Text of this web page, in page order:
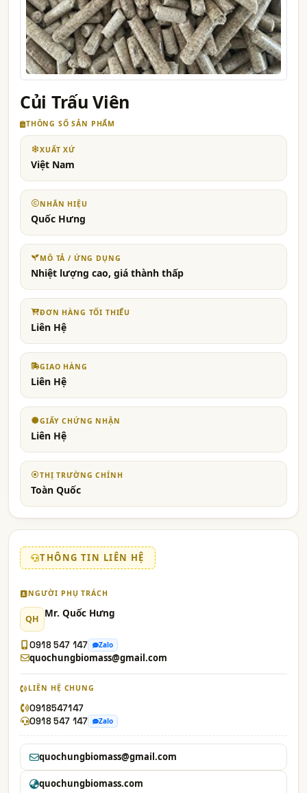
Củi Trấu Viên
THÔNG SỐ SẢN PHẨM
XUẤT XỨ
Việt Nam
NHÃN HIỆU
Quốc Hưng
MÔ TẢ / ỨNG DỤNG
Nhiệt lượng cao, giá thành thấp
ĐƠN HÀNG TỐI THIỂU
Liên Hệ
GIAO HÀNG
Liên Hệ
GIẤY CHỨNG NHẬN
Liên Hệ
THỊ TRƯỜNG CHÍNH
Toàn Quốc
THÔNG TIN LIÊN HỆ
NGƯỜI PHỤ TRÁCH
QH Mr. Quốc Hưng
0918 547 147 Zalo
quochungbiomass@gmail.com
LIÊN HỆ CHUNG
0918547147
0918 547 147
Zalo
quochungbiomass@gmail.com
quochungbiomass.com